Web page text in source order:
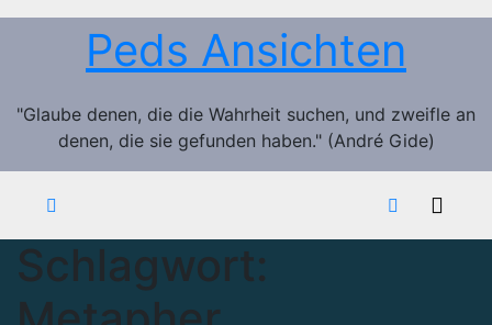
Zum
Peds Ansichten
"Glaube denen, die die Wahrheit suchen, und zweifle an
denen, die sie gefunden haben." (André Gide)
Schlagwort: